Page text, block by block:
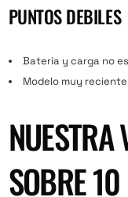
PUNTOS DEBILES
Bateria y carga no
Modelo muy
SOBRE 10